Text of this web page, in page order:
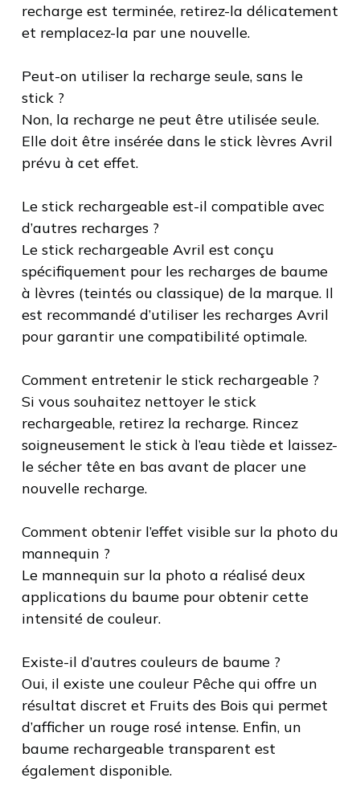
recharge est terminée, retirez-la délicatement
et remplacez-la par une nouvelle.
Peut-on utiliser la recharge seule, sans le
stick ?
Non, la recharge ne peut être utilisée seule.
Elle doit être insérée dans le stick lèvres Avril
prévu à cet effet.
Le stick rechargeable est-il compatible avec
d’autres recharges ?
Le stick rechargeable Avril est conçu
spécifiquement pour les recharges de baume
à lèvres (teintés ou classique) de la marque. Il
est recommandé d’utiliser les recharges Avril
pour garantir une compatibilité optimale.
Comment entretenir le stick rechargeable ?
Si vous souhaitez nettoyer le stick
rechargeable, retirez la recharge. Rincez
soigneusement le stick à l’eau tiède et laissez-
le sécher tête en bas avant de placer une
nouvelle recharge.
Comment obtenir l’effet visible sur la photo du
mannequin ?
Le mannequin sur la photo a réalisé deux
applications du baume pour obtenir cette
intensité de couleur.
Existe-il d’autres couleurs de baume ?
Oui, il existe une couleur Pêche qui offre un
résultat discret et Fruits des Bois qui permet
d’afficher un rouge rosé intense. Enfin, un
baume rechargeable transparent est
également disponible.